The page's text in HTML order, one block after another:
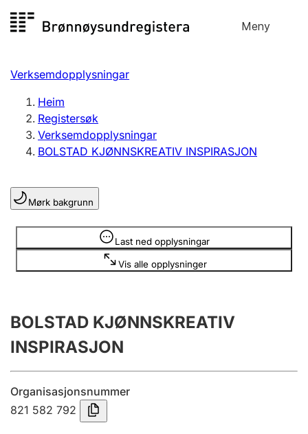
til
Meny
Registersøk
Aksjeselskap
Enkeltpersonføretak
Registrere, endre, slette
Lag og foreining
Registrere, endre, slette
Årsrekneskap
Innsending og forseinkingsgebyr
Tinglysing
Verksemdopplysningar
Heim
Registersøk
Verksemdopplysningar
BOLSTAD KJØNNSKREATIV INSPIRASJON
Mørk bakgrunn
Last ned opplysningar
Vis alle opplysninger
Opplysninger er skjult
BOLSTAD KJØNNSKREATIV
INSPIRASJON
Organisasjonsnummer
821 582 792